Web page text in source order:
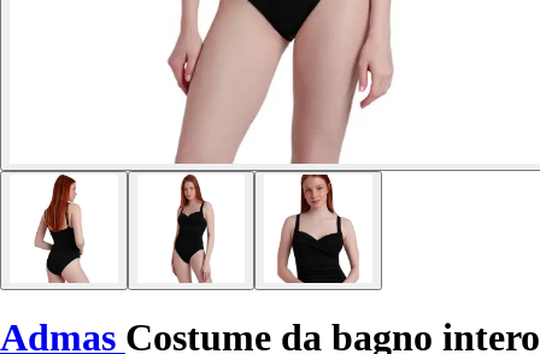
Admas Costume da bagno intero